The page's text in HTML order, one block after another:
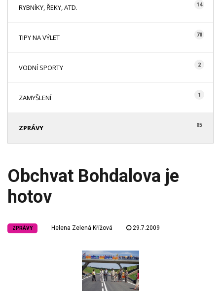
RYBNÍKY, ŘEKY, ATD. 14
TIPY NA VÝLET 78
VODNÍ SPORTY 2
ZAMYŠLENÍ 1
ZPRÁVY 85
Obchvat Bohdalova je
hotov
ZPRÁVY Helena Zelená Křížová 29.7.2009